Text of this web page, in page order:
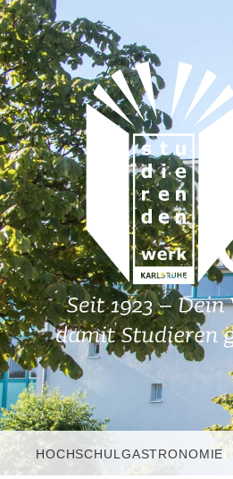
HOCHSCHULGASTRONOMIE